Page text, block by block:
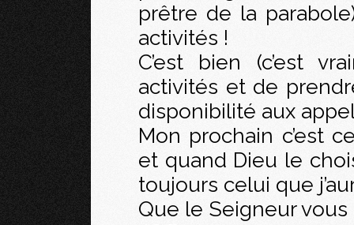
prêtre de la
activités !
C’est bien (c’est
activités et de
disponibilité aux
Mon prochain c’est
et quand Dieu le
toujours celui que
Que le Seigneur vous